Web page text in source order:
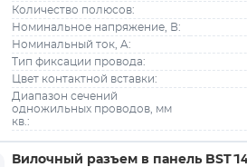
Количество полюсов:
Номинальное напряжение, В:
Номинальный ток, A:
Тип фиксации провода:
Цвет контактной вставки:
Диапазон сечений
одножильных проводов, мм
кв.:
Вилочный разъем в панель